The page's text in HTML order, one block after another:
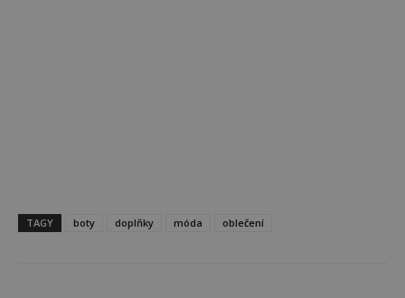
TAGY boty doplňky móda oblečení